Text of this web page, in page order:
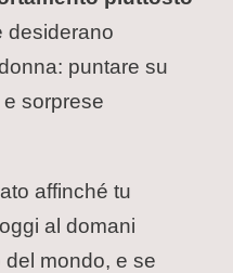
desiderano
puntare su
e sorprese
affinché tu
al domani
del mondo, e se